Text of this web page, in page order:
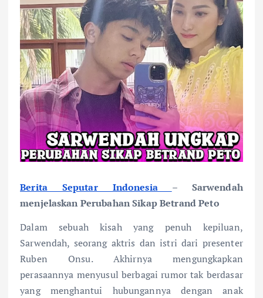
Berita Seputar Indonesia – Sarwendah
menjelaskan Perubahan Sikap Betrand Peto
Dalam sebuah kisah yang penuh kepiluan,
Sarwendah, seorang aktris dan istri dari presenter
Ruben Onsu. Akhirnya mengungkapkan
perasaannya menyusul berbagai rumor tak berdasar
yang menghantui hubungannya dengan anak